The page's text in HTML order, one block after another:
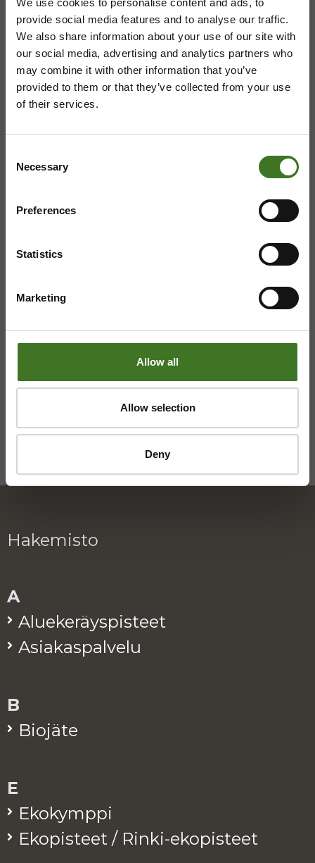
provide social media features and to analyse our traffic.
We also share information about your use of our site with
our social media, advertising and analytics partners who
may combine it with other information that you’ve
provided to them or that they’ve collected from your use
of their services.
Selection
Necessary
Preferences
Statistics
Marketing
Allow all
Allow selection
Deny
ASIAKASPALVELU
08 636 616,laskutus@ekokymppi.fi
Majasaaren jätekeskus
Hakemisto
A
Alue­ke­räys­pis­teet
Asia­kas­pal­ve­lu
B
Bio­jä­te
E
Eko­kymp­pi
Eko­pis­teet / Rinki-eko­pis­teet